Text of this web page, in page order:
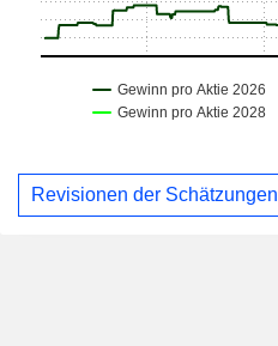
Revisionen der Schätzungen